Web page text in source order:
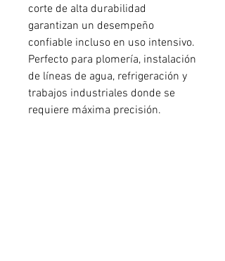
corte de alta durabilidad
garantizan un desempeño
confiable incluso en uso intensivo.
Perfecto para plomería, instalación
de líneas de agua, refrigeración y
trabajos industriales donde se
requiere máxima precisión.